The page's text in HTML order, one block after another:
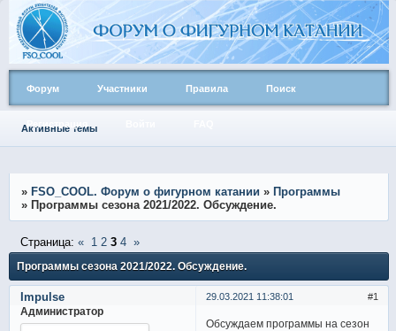
Форум Участники Правила Поиск
Активные темы
» FSO_COOL. Форум о фигурном катании » Программы
» Программы сезона 2021/2022. Обсуждение.
Программы сезона 2021/2022. Обсуждение.
Страница: « 1 2 3 4 »
1
29.03.2021 11:38:01
Impulse
Администратор
Обсуждаем программы на сезон